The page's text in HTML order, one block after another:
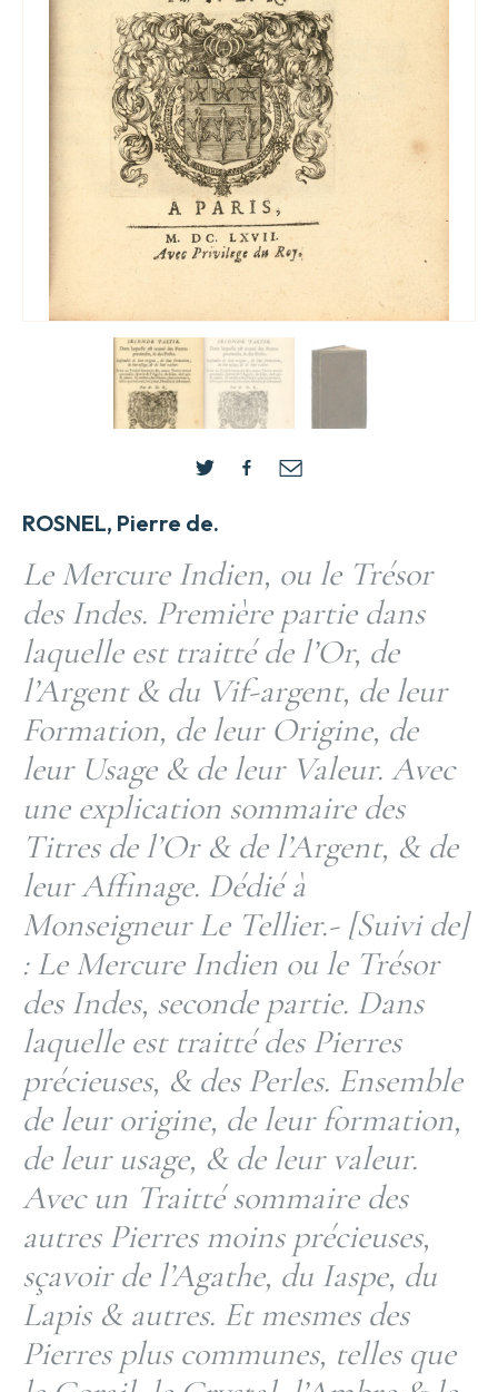
ROSNEL, Pierre de.
Le Mercure Indien, ou le Trésor
des Indes. Première partie dans
laquelle est traitté de l’Or, de
l’Argent & du Vif-argent, de leur
Formation, de leur Origine, de
leur Usage & de leur Valeur. Avec
une explication sommaire des
Titres de l’Or & de l’Argent, & de
leur Affinage. Dédié à
Monseigneur Le Tellier.- [Suivi de]
: Le Mercure Indien ou le Trésor
des Indes, seconde partie. Dans
laquelle est traitté des Pierres
précieuses, & des Perles. Ensemble
de leur origine, de leur formation,
de leur usage, & de leur valeur.
Avec un Traitté sommaire des
autres Pierres moins précieuses,
sçavoir de l’Agathe, du Iaspe, du
Lapis & autres. Et mesmes des
Pierres plus communes, telles que